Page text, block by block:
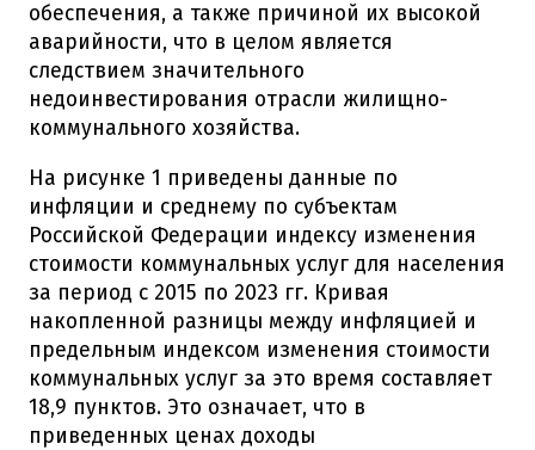
обеспечения, а также причиной их высокой
аварийности, что в целом является
следствием значительного
недоинвестирования отрасли жилищно-
коммунального хозяйства.
На рисунке 1 приведены данные по
инфляции и среднему по субъектам
Российской Федерации индексу изменения
стоимости коммунальных услуг для населения
за период с 2015 по 2023 гг. Кривая
накопленной разницы между инфляцией и
предельным индексом изменения стоимости
коммунальных услуг за это время составляет
18,9 пунктов. Это означает, что в
приведенных ценах доходы